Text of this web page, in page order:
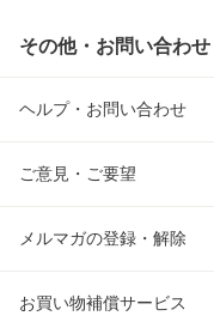
その他・お問い合わせ
ヘルプ・お問い合わせ
ご意見・ご要望
メルマガの登録・解除
お買い物補償サービス